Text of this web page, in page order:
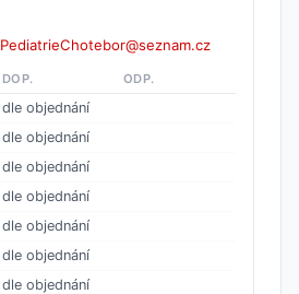
PediatrieChotebor@seznam.cz
DOP. ODP.
dle objednání
dle objednání
dle objednání
dle objednání
dle objednání
dle objednání
dle objednání